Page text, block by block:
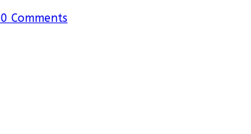
0 Comments